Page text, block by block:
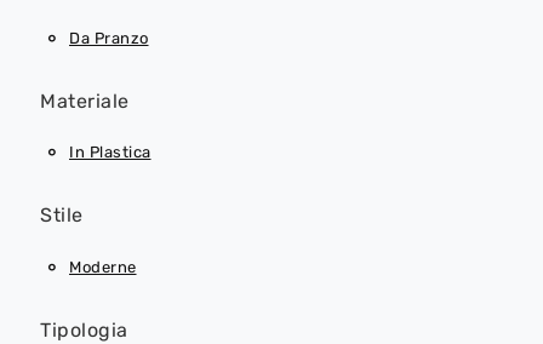
Da Pranzo
Materiale
In Plastica
Stile
Moderne
Tipologia